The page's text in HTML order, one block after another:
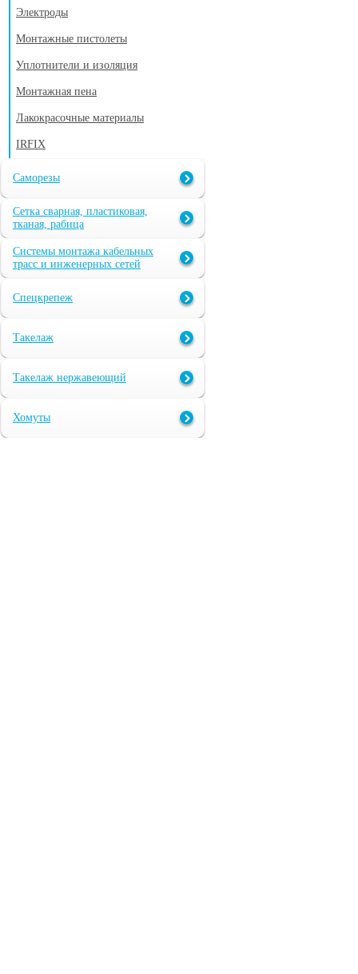
Электроды
Монтажные пистолеты
Уплотнители и изоляция
Монтажная пена
Лакокрасочные материалы
IRFIX
Саморезы
Сетка сварная, пластиковая,
тканая, рабица
Системы монтажа кабельных
трасс и инженерных сетей
Спецкрепеж
Такелаж
Такелаж нержавеющий
Хомуты